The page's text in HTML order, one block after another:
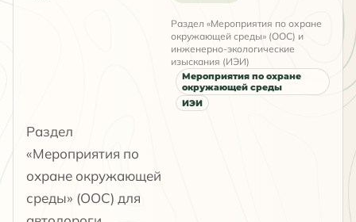
Раздел «Мероприятия по охране
окружающей среды» (ООС) и
инженерно-экологические
изыскания (ИЭИ)
Мероприятия по охране
окружающей среды
ИЭИ
Раздел
«Мероприятия по
охране окружающей
среды» (ООС) для